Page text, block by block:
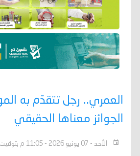
العمري.. رجل تتقدّم به
الجوائز معناها الحقيقي
الأحد - 07 يونيو 2026 - 11:05 م بتوقيت عدن